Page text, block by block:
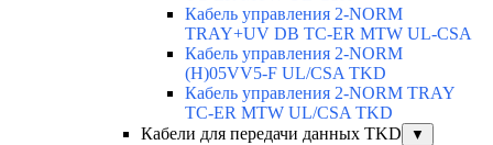
Кабель управления 2-NORM
TRAY+UV DB TC-ER MTW UL-CSA
Кабель управления 2-NORM
(H)05VV5-F UL/CSA TKD
Кабель управления 2-NORM TRAY
TC-ER MTW UL/CSA TKD
Кабели для передачи данных TKD
▼